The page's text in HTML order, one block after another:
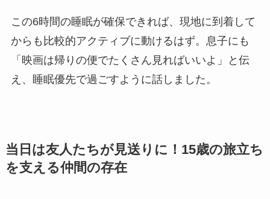
この6時間の睡眠が確保できれば、現地に到着して
からも比較的アクティブに動けるはず。息子にも
「映画は帰りの便でたくさん見ればいいよ」と伝
え、睡眠優先で過ごすように話しました。
当日は友人たちが見送りに！15歳の旅立ち
を支える仲間の存在